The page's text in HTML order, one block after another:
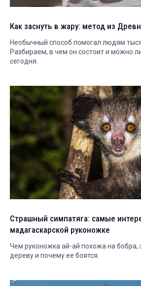
Как заснуть в жару: метод из
Необычный способ помогал людям
Разбираем, в чем он состоит и можно
сегодня.
Страшный симпатяга: самые
мадагаскарской руконожке
Чем руконожка ай-ай похожа на бобра,
дереву и почему ее боятся.